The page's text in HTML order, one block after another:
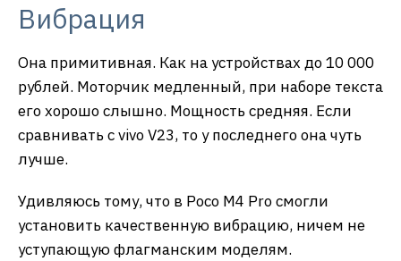
Вибрация
Она примитивная. Как на устройствах до 10 000
рублей. Моторчик медленный, при наборе текста
его хорошо слышно. Мощность средняя. Если
сравнивать с vivo V23, то у последнего она чуть
лучше.
Удивляюсь тому, что в Poco M4 Pro смогли
установить качественную вибрацию, ничем не
уступающую флагманским моделям.